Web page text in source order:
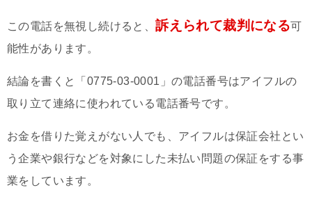
この電話を無視し続けると、訴えられて裁判になる可
能性があります。
結論を書くと「0775-03-0001」の電話番号はアイフルの
取り立て連絡に使われている電話番号です。
お金を借りた覚えがない人でも、アイフルは保証会社とい
う企業や銀行などを対象にした未払い問題の保証をする事
業をしています。